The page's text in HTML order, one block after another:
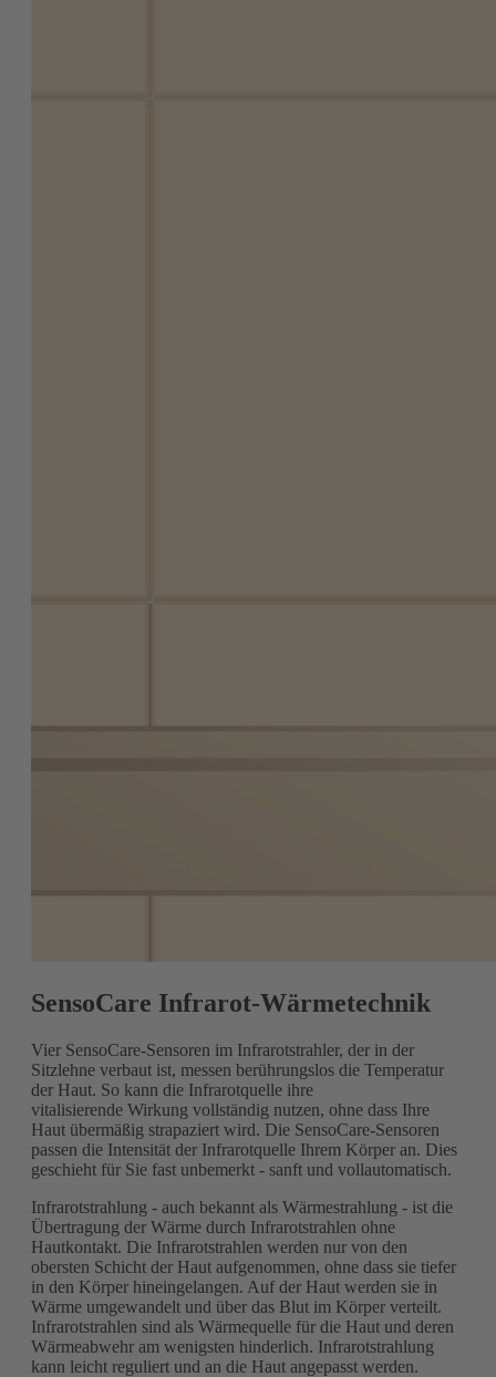
SensoCare Infrarot-Wärmetechnik
Vier SensoCare-Sensoren im Infrarotstrahler, der in der
Sitzlehne verbaut ist, messen berührungslos die Temperatur
der Haut. So kann die Infrarotquelle ihre
vitalisierende Wirkung vollständig nutzen, ohne dass Ihre
Haut übermäßig strapaziert wird. Die SensoCare-Sensoren
passen die Intensität der Infrarotquelle Ihrem Körper an. Dies
geschieht für Sie fast unbemerkt - sanft und vollautomatisch.
Infrarotstrahlung - auch bekannt als Wärmestrahlung - ist die
Übertragung der Wärme durch Infrarotstrahlen ohne
Hautkontakt. Die Infrarotstrahlen werden nur von den
obersten Schicht der Haut aufgenommen, ohne dass sie tiefer
in den Körper hineingelangen. Auf der Haut werden sie in
Wärme umgewandelt und über das Blut im Körper verteilt.
Infrarotstrahlen sind als Wärmequelle für die Haut und deren
Wärmeabwehr am wenigsten hinderlich. Infrarotstrahlung
kann leicht reguliert und an die Haut angepasst werden.